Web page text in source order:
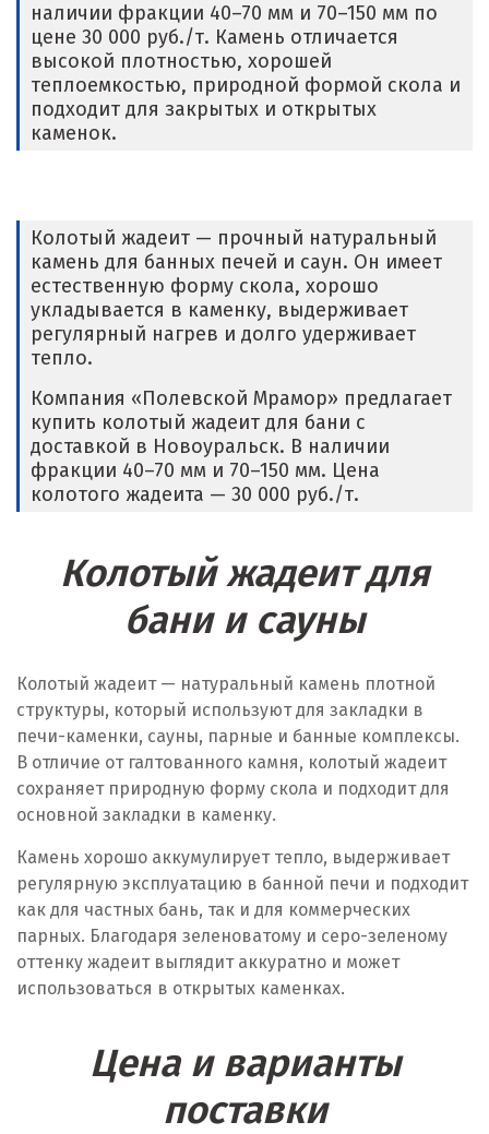
наличии фракции 40–70 мм и 70–150 мм по
цене 30 000 руб./т. Камень отличается
высокой плотностью, хорошей
теплоемкостью, природной формой скола и
подходит для закрытых и открытых
каменок.
Колотый жадеит — прочный натуральный
камень для банных печей и саун. Он имеет
естественную форму скола, хорошо
укладывается в каменку, выдерживает
регулярный нагрев и долго удерживает
тепло.
Компания «Полевской Мрамор» предлагает
купить колотый жадеит для бани с
доставкой в Новоуральск. В наличии
фракции 40–70 мм и 70–150 мм. Цена
колотого жадеита — 30 000 руб./т.
Колотый жадеит для
бани и сауны
Колотый жадеит — натуральный камень плотной
структуры, который используют для закладки в
печи-каменки, сауны, парные и банные комплексы.
В отличие от галтованного камня, колотый жадеит
сохраняет природную форму скола и подходит для
основной закладки в каменку.
Камень хорошо аккумулирует тепло, выдерживает
регулярную эксплуатацию в банной печи и подходит
как для частных бань, так и для коммерческих
парных. Благодаря зеленоватому и серо-зеленому
оттенку жадеит выглядит аккуратно и может
использоваться в открытых каменках.
Цена и варианты
поставки